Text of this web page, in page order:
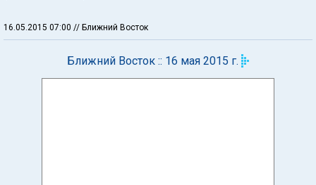
16.05.2015 07:00 // Ближний Восток
Ближний Восток :: 16 мая 2015 г.